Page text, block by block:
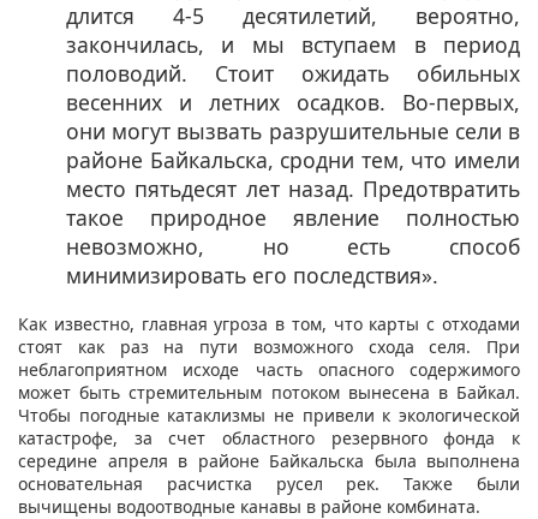
длится 4-5 десятилетий, вероятно,
закончилась, и мы вступаем в период
половодий. Стоит ожидать обильных
весенних и летних осадков. Во-первых,
они могут вызвать разрушительные сели в
районе Байкальска, сродни тем, что имели
место пятьдесят лет назад. Предотвратить
такое природное явление полностью
невозможно, но есть способ
минимизировать его последствия».
Как известно, главная угроза в том, что карты с отходами
стоят как раз на пути возможного схода селя. При
неблагоприятном исходе часть опасного содержимого
может быть стремительным потоком вынесена в Байкал.
Чтобы погодные катаклизмы не привели к экологической
катастрофе, за счет областного резервного фонда к
середине апреля в районе Байкальска была выполнена
основательная расчистка русел рек. Также были
вычищены водоотводные канавы в районе комбината.